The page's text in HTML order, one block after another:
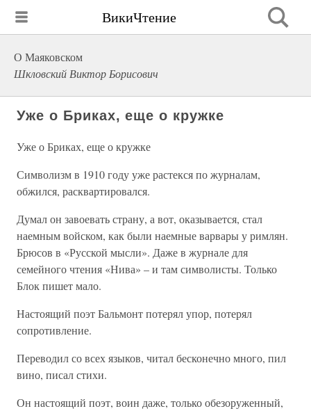
ВикиЧтение
О Маяковском
Шкловский Виктор Борисович
Уже о Бриках, еще о кружке
Уже о Бриках, еще о кружке
Символизм в 1910 году уже растекся по журналам,
обжился, расквартировался.
Думал он завоевать страну, а вот, оказывается, стал
наемным войском, как были наемные варвары у римлян.
Брюсов в «Русской мысли». Даже в журнале для
семейного чтения «Нива» – и там символисты. Только
Блок пишет мало.
Настоящий поэт Бальмонт потерял упор, потерял
сопротивление.
Переводил со всех языков, читал бесконечно много, пил
вино, писал стихи.
Он настоящий поэт, воин даже, только обезоруженный,